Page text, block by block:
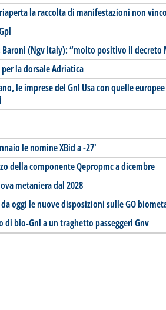
la raccolta di manifestazioni non
(Ngv Italy): “molto positivo il decreto
la dorsale Adriatica
le imprese del Gnl Usa con quelle
le nomine XBid a -27'
della componente Qepropmc a dicembre
metaniera dal 2028
oggi le nuove disposizioni sulle GO
di bio-Gnl a un traghetto passeggeri Gnv